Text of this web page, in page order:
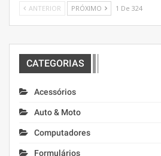
ANTERIOR PRÓXIMO 1 De 324
CATEGORIAS
Acessórios
Auto & Moto
Computadores
Formulários